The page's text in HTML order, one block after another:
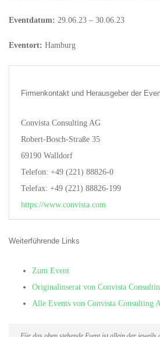
Eventdatum: 29.06.23 – 30.06.23
Eventort: Hamburg
Firmenkontakt und Herausgeber der
Convista Consulting AG
Robert-Bosch-Straße 35
69190 Walldorf
Telefon: +49 (221) 88826-0
Telefax: +49 (221) 88826-199
https://www.convista.com
Weiterführende Links
Zum Event
Originalinserat von Convista
Alle Events von Convista Consulting